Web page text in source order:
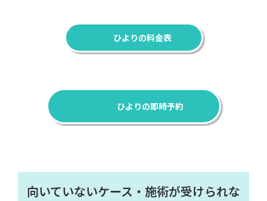
ひよりの料金表
ひよりの即時予約
向いていないケース・施術が受けられな